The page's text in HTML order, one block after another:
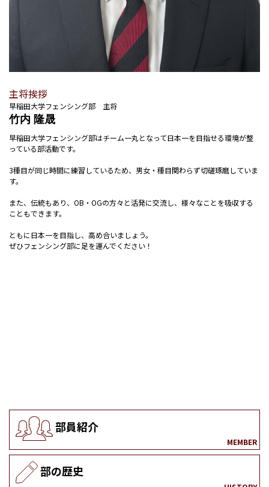
主将挨拶
早稲田大学フェンシング部 主将
竹内 隆晟
早稲田大学フェンシング部はチーム一丸となって日本一を目指せる環境が整
っている部活動です。
3種目が同じ時間に練習しているため、男女・種目関わらず切磋琢磨していま
す。
また、伝統もあり、OB・OGの方々と活発に交流し、様々なことを吸収する
こともできます。
ともに日本一を目指し、高め合いましょう。
ぜひフェンシング部に足を運んでください！
部員紹介
MEMBER
部の歴史